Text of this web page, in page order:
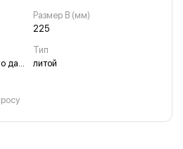
Размер B (мм)
225
ПНД-полиэтилен низкого давления
Тип
литой